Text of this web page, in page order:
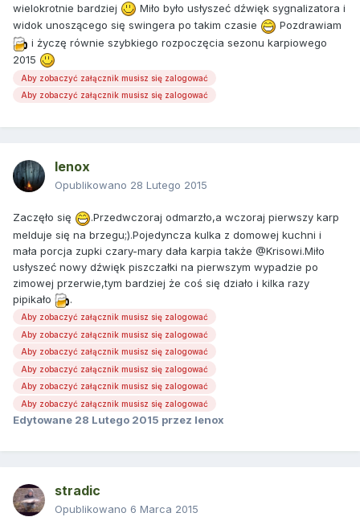
wielokrotnie bardziej
Miło było usłyszeć dźwięk sygnalizatora i
widok unoszącego się swingera po takim czasie
Pozdrawiam
i życzę równie szybkiego rozpoczęcia sezonu karpiowego
2015
Aby zobaczyć załącznik musisz się zalogować
Aby zobaczyć załącznik musisz się zalogować
lenox
Opublikowano 28 Lutego 2015
Zaczęło się
.Przedwczoraj odmarzło,a wczoraj pierwszy karp
melduje się na brzegu;).Pojedyncza kulka z domowej kuchni i
mała porcja zupki czary-mary dała karpia także @Krisowi.Miło
usłyszeć nowy dźwięk piszczałki na pierwszym wypadzie po
zimowej przerwie,tym bardziej że coś się działo i kilka razy
pipikało
.
Aby zobaczyć załącznik musisz się zalogować
Aby zobaczyć załącznik musisz się zalogować
Aby zobaczyć załącznik musisz się zalogować
Aby zobaczyć załącznik musisz się zalogować
Aby zobaczyć załącznik musisz się zalogować
Aby zobaczyć załącznik musisz się zalogować
Edytowane 28 Lutego 2015 przez lenox
stradic
Opublikowano 6 Marca 2015